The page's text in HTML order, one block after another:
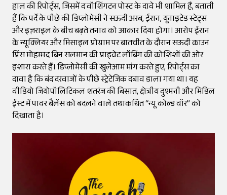
हाल की रिपोर्ट्स, जिसमें द वॉशिंगटन पोस्ट के दावे भी शामिल हैं, बताती
हैं कि पर्दे के पीछे की डिप्लोमेसी ने सऊदी अरब, ईरान, यूनाइटेड स्टेट्स
और इज़राइल के बीच बढ़ते तनाव को आकार दिया होगा। आरोप ईरान
के न्यूक्लियर और मिसाइल प्रोग्राम पर बातचीत के दौरान सऊदी क्राउन
प्रिंस मोहम्मद बिन सलमान की प्राइवेट लॉबिंग की कोशिशों की ओर
इशारा करते हैं। डिप्लोमेसी की खुलेआम मांग करते हुए, रिपोर्ट्स का
दावा है कि बंद दरवाजों के पीछे स्ट्रेटेजिक दबाव डाला गया था। यह
वीडियो जियोपॉलिटिकल शतरंज की बिसात, क्षेत्रीय दुश्मनी और मिडिल
ईस्ट में पावर बैलेंस को बदलने वाले तथाकथित “न्यू कोल्ड वॉर” को
दिखाता है।